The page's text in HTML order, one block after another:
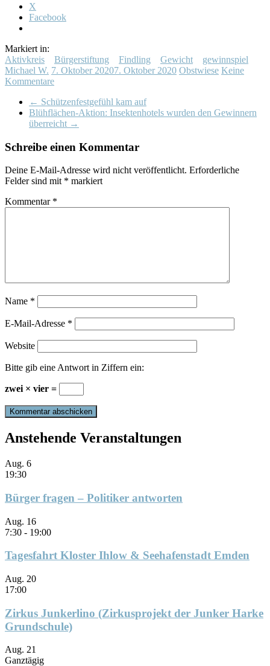
X
Facebook
Markiert in:
Aktivkreis
Bürgerstiftung Findling Gewicht
gewinnspiel
Michael W. 7. Oktober 20207. Oktober 2020 Obstwiese Keine
Kommentare
← Schützenfestgefühl kam auf
Blühflächen-Aktion: Insektenhotels wurden den Gewinnern
überreicht →
Schreibe einen Kommentar
Deine E-Mail-Adresse wird nicht veröffentlicht. Erforderliche
Felder sind mit * markiert
Kommentar *
Name *
E-Mail-Adresse *
Website
Bitte gib eine Antwort in Ziffern ein:
zwei × vier =
Anstehende Veranstaltungen
Aug. 6
19:30
Bürger fragen – Politiker antworten
Aug. 16
7:30 - 19:00
Tagesfahrt Kloster Ihlow & Seehafenstadt Emden
Aug. 20
17:00
Zirkus Junkerlino (Zirkusprojekt der Junker Harke
Grundschule)
Aug. 21
Ganztägig